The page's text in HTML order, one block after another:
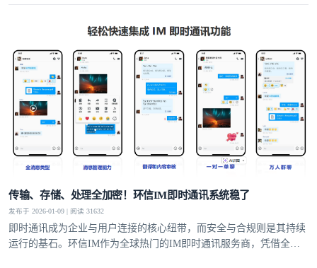
传输、存储、处理全加密！环信IM即时通讯系统稳了
发布于 2026-01-09 | 阅读 31632
即时通讯成为企业与用户连接的核心纽带，而安全与合规则是其持续
运行的基石。环信IM作为全球热门的IM即时通讯服务商，凭借全链